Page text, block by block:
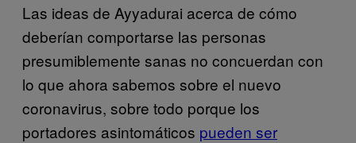
Las ideas de Ayyadurai acerca de cómo
deberían comportarse las personas
presumiblemente sanas no concuerdan con
lo que ahora sabemos sobre el nuevo
coronavirus, sobre todo porque los
portadores asintomáticos pueden ser